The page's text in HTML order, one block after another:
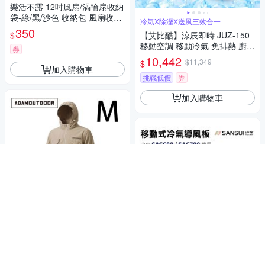
樂活不露 12吋風扇/渦輪扇收納
袋-綠/黑/沙色 收納包 風扇收納
包 悠遊戶外
$350
券
加入購物車
冷氣X除溼X送風三效合一
【艾比酷】涼辰即時 JUZ-150
移動空調 移動冷氣 免排熱 廚房
冷氣 宿舍 套房 露營 悠遊戶外
$10,442 $11,349
挑戰低價
券
加入購物車